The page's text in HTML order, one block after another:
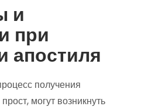
и
при
апостиля
получения
могут возникнуть